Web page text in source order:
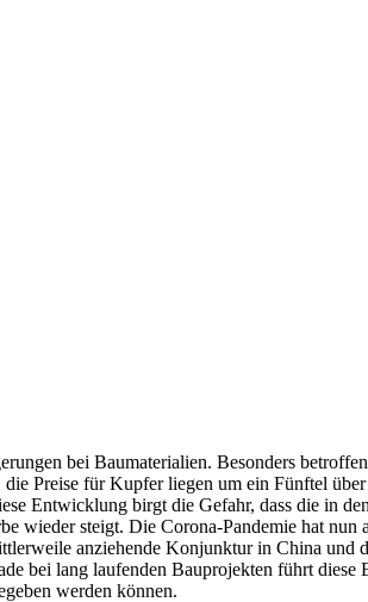
bei Baumaterialien. Besonders
Preise für Kupfer liegen um ein Fünftel
Entwicklung birgt die Gefahr, dass die in
wieder steigt. Die Corona-Pandemie hat
anziehende Konjunktur in China
bei lang laufenden Bauprojekten führt
werden können.